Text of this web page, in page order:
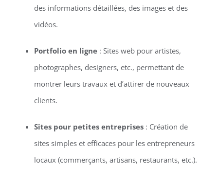
des informations détaillées, des images et des
vidéos.
Portfolio en ligne: Sites web pour artistes,
photographes, designers, etc., permettant de
montrer leurs travaux et d’attirer de nouveaux
clients.
Sites pour petites entreprises: Création de
sites simples et efficaces pour les entrepreneurs
locaux (commerçants, artisans, restaurants, etc.).